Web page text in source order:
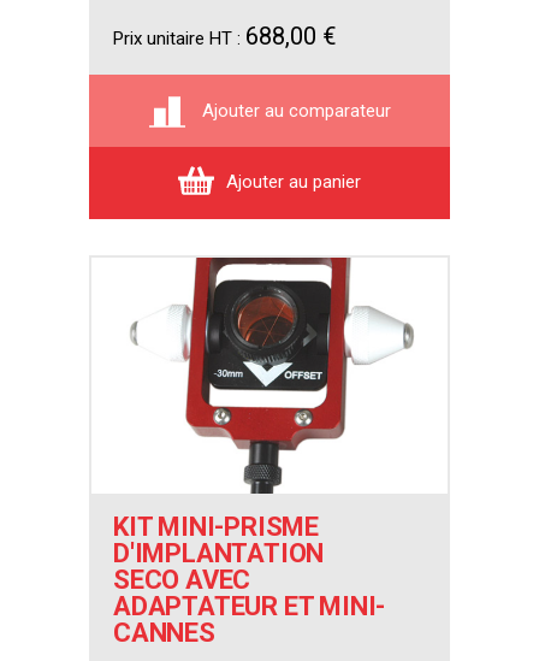
Prix unitaire HT : 688,00 €
Ajouter au comparateur
Ajouter au panier
KIT MINI-PRISME
D'IMPLANTATION
SECO AVEC
ADAPTATEUR ET MINI-
CANNES